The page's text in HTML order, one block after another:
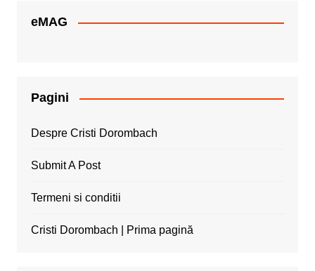
eMAG
Pagini
Despre Cristi Dorombach
Submit A Post
Termeni si conditii
Cristi Dorombach | Prima pagină